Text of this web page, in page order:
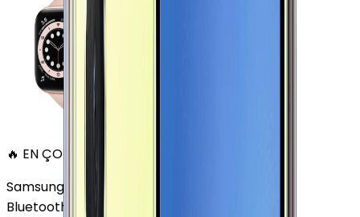
🔥 EN ÇOK SATAN
Samsung Galaxy Watch 7 Alüminyum 44 mm
Bluetooth Wi-Fi Yeşil